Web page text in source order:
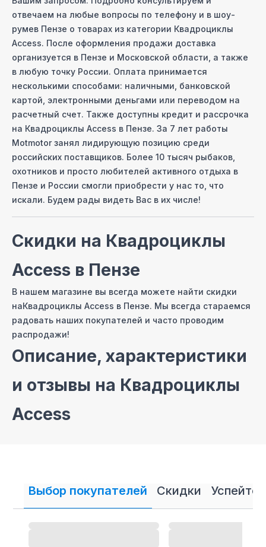
отвечаем на любые вопросы по телефону и в шоу-
румев Пензе о товарах из категории Квадроциклы
Access. После оформления продажи доставка
организуется в Пензе и Московcкой области, а также
в любую точку России. Оплата принимается
несколькими способами: наличными, банковской
картой, электронными деньгами или переводом на
расчетный счет. Также доступны кредит и рассрочка
на Квадроциклы Access в Пензе. За 7 лет работы
Motmotor занял лидирующую позицию среди
российских поставщиков. Более 10 тысяч рыбаков,
охотников и просто любителей активного отдыха в
Пензе и России смогли приобрести у нас то, что
искали. Будем рады видеть Вас в их числе!
Скидки на Квадроциклы
Access в Пензе
В нашем магазине вы всегда можете найти скидки
наКвадроциклы Access в Пензе. Мы всегда стараемся
радовать наших покупателей и часто проводим
распродажи!
Описание, характеристики
и отзывы на Квадроциклы
Access
Квадроциклы Accessи оставить свой отзыв.
Квадроциклы Access-
Выбор покупателей Скидки Успейте